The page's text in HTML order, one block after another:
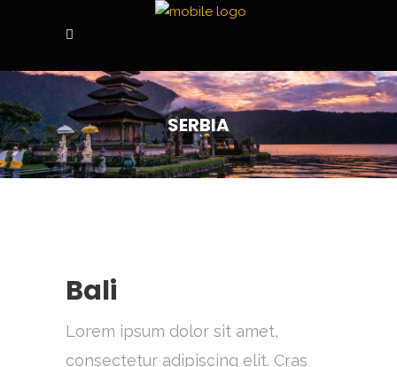
SERBIA
Bali
Lorem ipsum dolor sit amet,
consectetur adipiscing elit. Cras